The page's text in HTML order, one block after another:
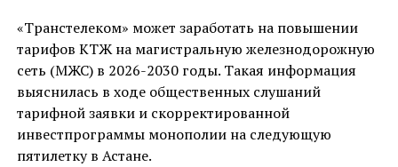
«Транстелеком» может заработать на повышении
тарифов КТЖ на магистральную железнодорожную
сеть (МЖС) в 2026-2030 годы. Такая информация
выяснилась в ходе общественных слушаний
тарифной заявки и скорректированной
инвестпрограммы монополии на следующую
пятилетку в Астане.